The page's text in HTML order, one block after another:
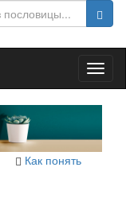
Как понять